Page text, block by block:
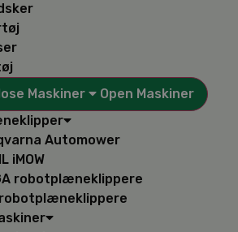
Maskiner
Open Maskiner
Automower
iMOW
robotplæneklippere